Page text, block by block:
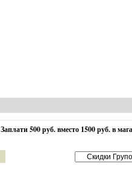
Заплати 500 руб. вместо 1500 руб. в